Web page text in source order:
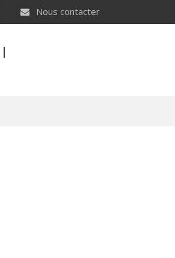
Nous contacter